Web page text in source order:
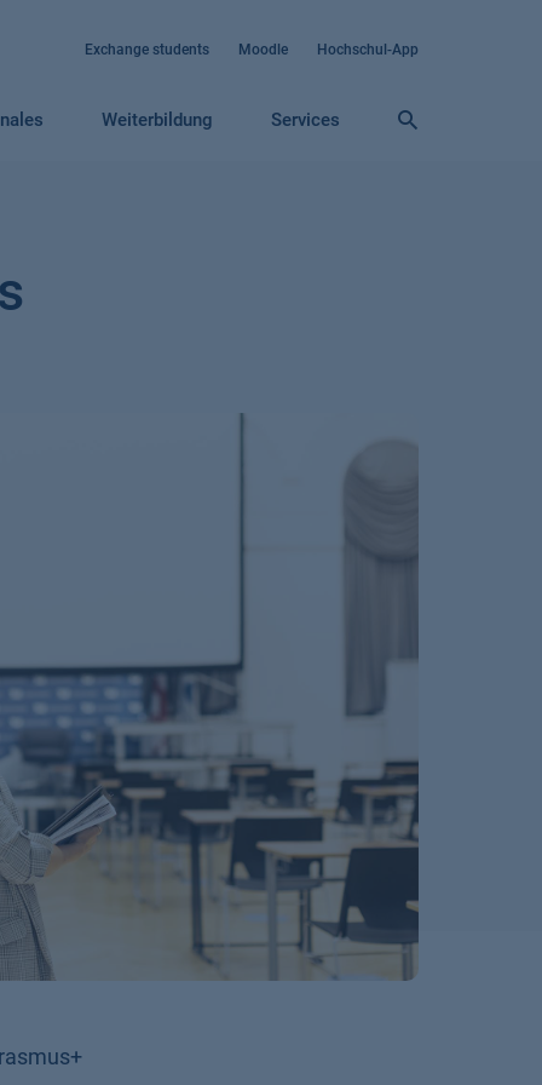
Exchange students Moodle Hochschul-App
Weiterbildung Services